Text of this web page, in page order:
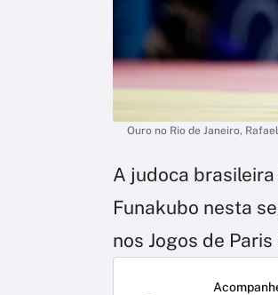
Ouro no Rio de Janeiro,
A judoca brasileira
Funakubo nesta
nos Jogos de